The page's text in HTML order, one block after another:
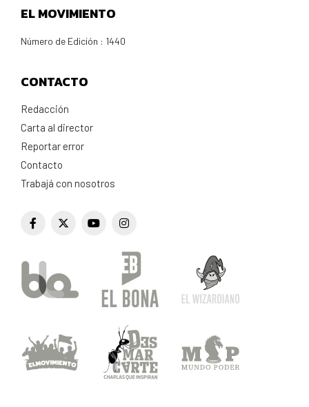
EL MOVIMIENTO
Número de Edición : 1440
CONTACTO
Redacción
Carta al director
Reportar error
Contacto
Trabajá con nosotros